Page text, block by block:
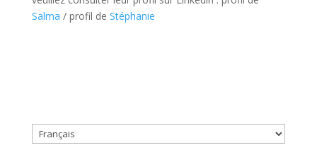
Salma / profil de Stéphanie
Choisir
une